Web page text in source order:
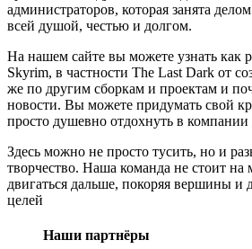
администраторов, которая занята
всей душой, честью и долгом.
На нашем сайте вы можете узнать как
Skyrim, в частности The Last Dark от
же по другим сборкам и проектам и
новости. Вы можете придумать свой
просто душевно отдохнуть в компании
Здесь можно не просто тусить, но и
творчество. Наша команда не стоит на
двигаться дальше, покоряя вершины и
целей
Наши партнёры